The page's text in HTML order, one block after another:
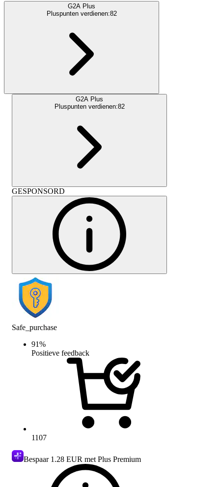
G2A Plus
Pluspunten verdienen:82
G2A Plus
Pluspunten verdienen:82
GESPONSORD
Safe_purchase
91%
Positieve feedback
1107
Bespaar 1.28 EUR met Plus Premium